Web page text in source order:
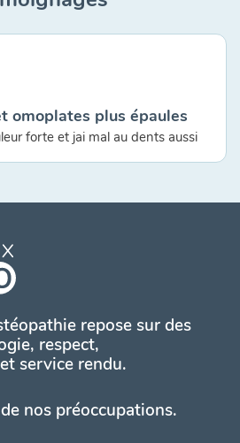
omoplates plus épaules
forte et jai mal au dents aussi
repose sur des
respect,
service rendu.
nos préoccupations.